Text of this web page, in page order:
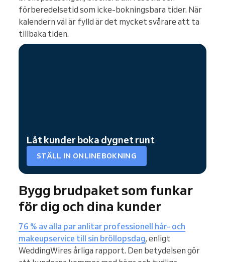
förberedelsetid som icke-bokningsbara tider. När
kalendern väl är fylld är det mycket svårare att ta
tillbaka tiden.
Låt kunder boka dygnet runt
STÄLL IN ONLINEBOKNING
Bygg brudpaket som funkar
för dig och dina kunder
76 % av alla par anlitar professionell hår- och
makeupservice till sin bröllopsdag, enligt
WeddingWires årliga rapport. Den betydelsen gör